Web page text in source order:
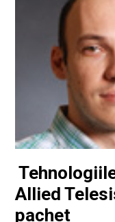
Allied
pachet